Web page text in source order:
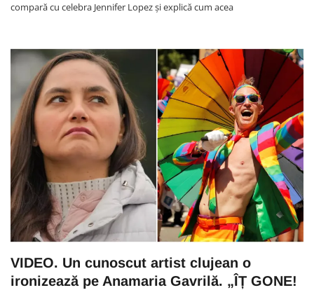
compară cu celebra Jennifer Lopez și explică cum acea
VIDEO. Un cunoscut artist clujean o
ironizează pe Anamaria Gavrilă. „ÎȚ GONE!